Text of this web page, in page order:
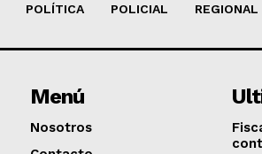
POLÍTICA POLICIAL REGIONAL
Menú
Nosotros